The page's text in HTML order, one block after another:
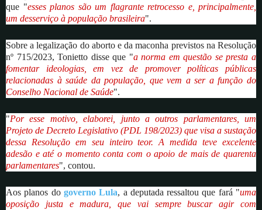
que "esses planos são um flagrante retrocesso e, principalmente,
um desserviço à população brasileira".
Sobre a legalização do aborto e da maconha previstos na Resolução
nº 715/2023, Tonietto disse que "a norma em questão se presta a
fomentar ideologias, em vez de promover políticas públicas
relacionadas à saúde da população, que vem a ser a função do
Conselho Nacional de Saúde".
"Por esse motivo, elaborei, junto a outros parlamentares, um
Projeto de Decreto Legislativo (PDL 198/2023) que visa a sustação
dessa Resolução em seu inteiro teor. A medida teve excelente
adesão e até o momento conta com o apoio de mais de quarenta
parlamentares", contou.
Aos planos do governo Lula, a deputada ressaltou que fará "uma
oposição justa e madura, que vai sempre buscar agir com